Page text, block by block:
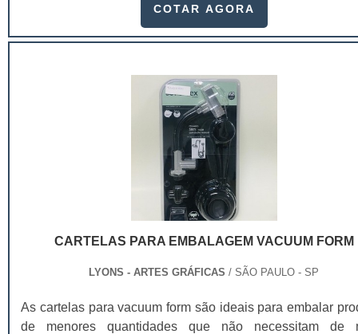
a possibilidade dos resultados a longo prazo. Um
COTAR AGORA
CARTELAS PARA EMBALAGEM VACUUM FORM
LYONS - ARTES GRÁFICAS / SÃO PAULO - SP
As cartelas para vacuum form são ideais para embalar
de menores quantidades que não necessitam de